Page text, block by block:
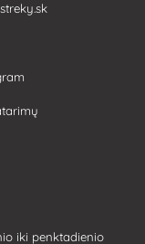
iki penktadienio